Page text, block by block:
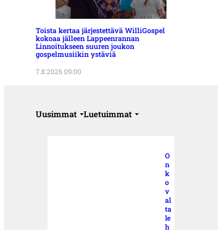
Toista kertaa järjestettävä WilliGospel
kokoaa jälleen Lappeenrannan
Linnoitukseen suuren joukon
gospelmusiikin ystäviä
7.8.2026 09:00
Uusimmat Luetuimmat
O
n
k
o
v
al
ta
le
h